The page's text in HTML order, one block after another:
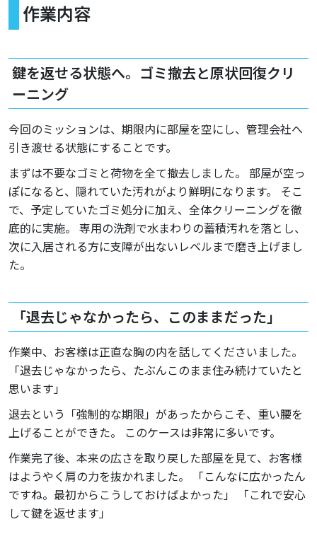
作業内容
鍵を返せる状態へ。ゴミ撤去と原状回復クリ
ーニング
今回のミッションは、期限内に部屋を空にし、管理会社へ
引き渡せる状態にすることです。
まずは不要なゴミと荷物を全て撤去しました。 部屋が空っ
ぽになると、隠れていた汚れがより鮮明になります。 そこ
で、予定していたゴミ処分に加え、全体クリーニングを徹
底的に実施。 専用の洗剤で水まわりの蓄積汚れを落とし、
次に入居される方に支障が出ないレベルまで磨き上げまし
た。
「退去じゃなかったら、このままだった」
作業中、お客様は正直な胸の内を話してくださいました。
「退去じゃなかったら、たぶんこのまま住み続けていたと
思います」
退去という「強制的な期限」があったからこそ、重い腰を
上げることができた。 このケースは非常に多いです。
作業完了後、本来の広さを取り戻した部屋を見て、お客様
はようやく肩の力を抜かれました。 「こんなに広かったん
ですね。最初からこうしておけばよかった」 「これで安心
して鍵を返せます」